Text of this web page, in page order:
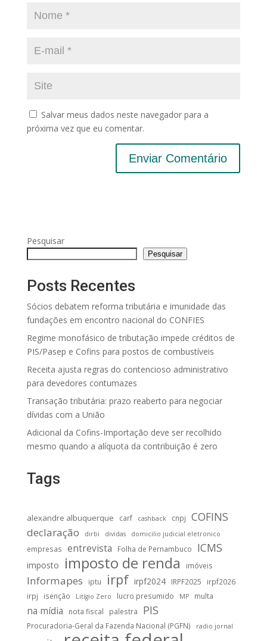
Salvar meus dados neste navegador para a
próxima vez que eu comentar.
Pesquisar
Pesquisar
Posts Recentes
Sócios debatem reforma tributária e imunidade das
fundações em encontro nacional do CONFIES
Regime monofásico de tributação impede créditos de
PIS/Pasep e Cofins para postos de combustíveis
Receita ajusta regras do contencioso administrativo
para devedores contumazes
Transação tributária: prazo reaberto para negociar
dívidas com a União
Adicional da Cofins-Importação deve ser recolhido
mesmo quando a alíquota da contribuição é zero
Tags
alexandre albuquerque carf cashback cnpj COFINS
declaração dirbi dividas domicilio judicial eletronico
empresas entrevista Folha de Pernambuco ICMS
imposto imposto de renda imóveis
Informapes iptu irpf irpf2024 IRPF2025
irpf2026
irpj
isenção Litígio Zero lucro presumido MP multa
na mídia nota fiscal palestra PIS
Procuradoria-Geral da Fazenda Nacional (PGFN) radio jornal